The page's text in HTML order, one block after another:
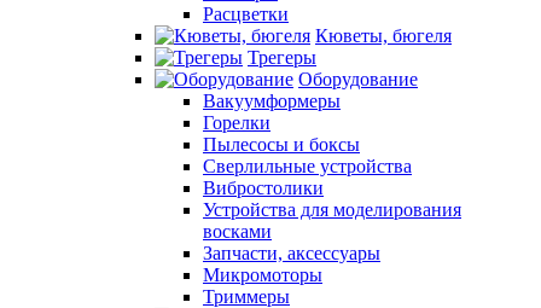
Расцветки
Кюветы, бюгеля
Трегеры
Оборудование
Вакуумформеры
Горелки
Пылесосы и боксы
Сверлильные устройства
Вибростолики
Устройства для моделирования
восками
Запчасти, аксессуары
Микромоторы
Триммеры